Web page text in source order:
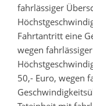
fahrlässiger
Fahrtantritt eine
wegen
50,- Euro, wegen